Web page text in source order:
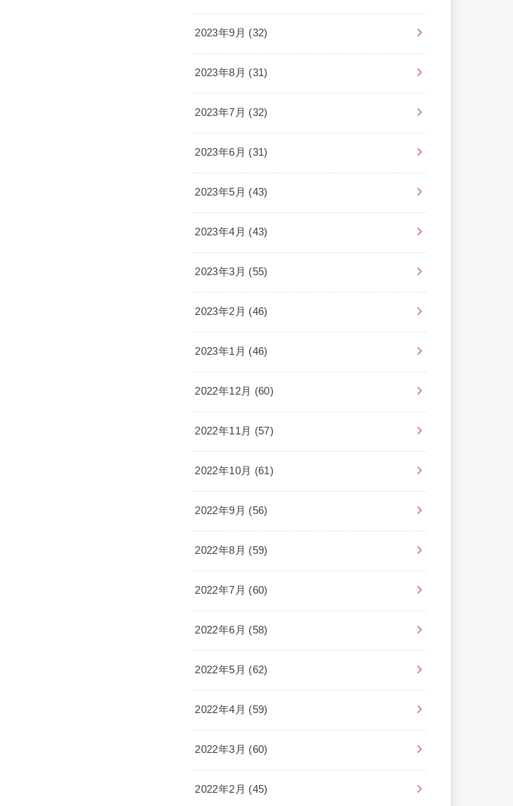
2023年9月 (32)
2023年8月 (31)
2023年7月 (32)
2023年6月 (31)
2023年5月 (43)
2023年4月 (43)
2023年3月 (55)
2023年2月 (46)
2023年1月 (46)
2022年12月 (60)
2022年11月 (57)
2022年10月 (61)
2022年9月 (56)
2022年8月 (59)
2022年7月 (60)
2022年6月 (58)
2022年5月 (62)
2022年4月 (59)
2022年3月 (60)
2022年2月 (45)